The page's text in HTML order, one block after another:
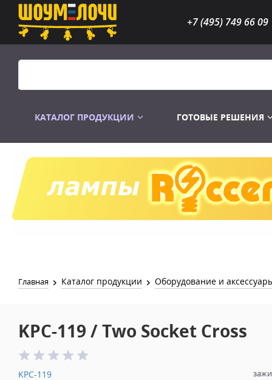
+7 (495) 749 66 09
КАТАЛОГ ПРОДУКЦИИ
Распродажа Лампы
ГОТОВЫЕ РЕШЕНИЯ
Главная Каталог продукции Оборудование и
KPC-119 / Two Socket Cross
KPC-119